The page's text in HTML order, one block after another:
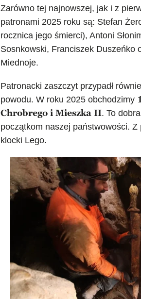
Zarówno tej najnowszej, jak i z
patronami 2025 roku są: Stefan
rocznica jego śmierci), Antoni
Sosnkowski, Franciszek Duszeńko
Miednoje.
Patronacki zaszczyt przypadł
powodu. W roku 2025 obchodzimy
Chrobrego i Mieszka II. To
początkom naszej państwowości.
klocki Lego.